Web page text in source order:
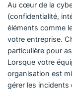
Au cœur de la
(confidentialité,
éléments comme
votre entreprise.
particulière pour
Lorsque votre
organisation est
gérer les